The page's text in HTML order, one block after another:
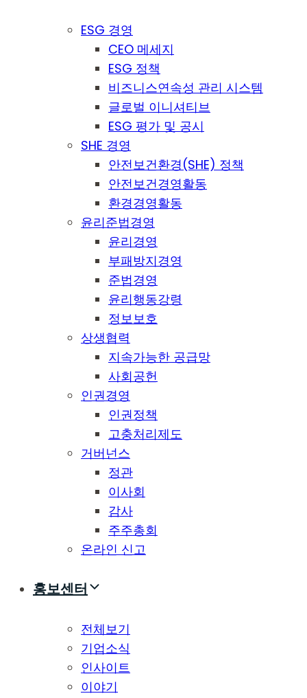
ESG 경영
CEO 메세지
ESG 정책
비즈니스연속성 관리 시스템
글로벌 이니셔티브
ESG 평가 및 공시
SHE 경영
안전보건환경(SHE) 정책
안전보건경영활동
환경경영활동
윤리준법경영
윤리경영
부패방지경영
준법경영
윤리행동강령
정보보호
상생협력
지속가능한 공급망
사회공헌
인권경영
인권정책
고충처리제도
거버넌스
정관
이사회
감사
주주총회
온라인 신고
홍보센터
전체보기
기업소식
인사이트
이야기